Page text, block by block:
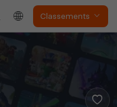
Classements